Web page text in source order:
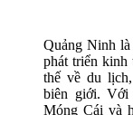
Quảng Ninh
phát triển kinh
thế về du
biên giới. Với
Móng Cái và